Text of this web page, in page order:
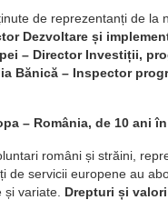
de reprezentanți de la
Dezvoltare și
– Director Investiții,
Bănică – Inspector
– România, de 10 ani în
români și străini,
de servicii europene au
variate. Drepturi și valori